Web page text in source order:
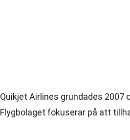
Quikjet Airlines grundades 2007
Flygbolaget fokuserar på att